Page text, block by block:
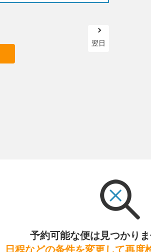
翌日
予約可能な便は見つかりま
日程などの条件を変更して再度